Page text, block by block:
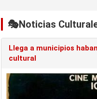
🎭Noticias
Llega a municipios
cultural